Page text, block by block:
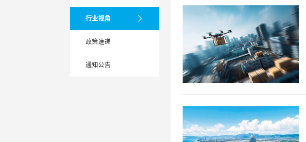
行业视角
政策速递
通知公告